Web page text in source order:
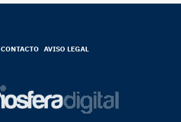
CONTACTO AVISO LEGAL